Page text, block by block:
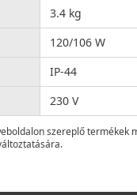
3.4 kg
120/106 W
IP-44
230 V
szereplő termékek